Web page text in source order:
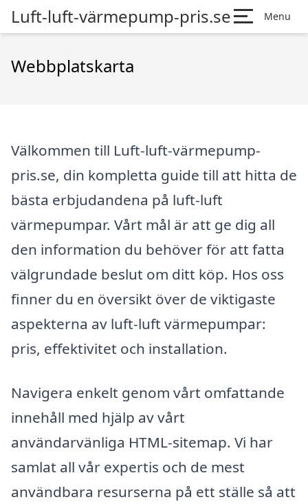
Luft-luft-värmepump-pris.se Menu
Webbplatskarta
Välkommen till Luft-luft-värmepump-
pris.se, din kompletta guide till att hitta de
bästa erbjudandena på luft-luft
värmepumpar. Vårt mål är att ge dig all
den information du behöver för att fatta
välgrundade beslut om ditt köp. Hos oss
finner du en översikt över de viktigaste
aspekterna av luft-luft värmepumpar:
pris, effektivitet och installation.
Navigera enkelt genom vårt omfattande
innehåll med hjälp av vårt
användarvänliga HTML-sitemap. Vi har
samlat all vår expertis och de mest
användbara resurserna på ett ställe så att